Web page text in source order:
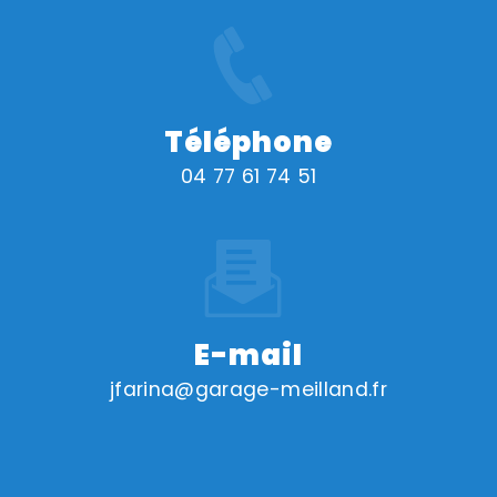
Téléphone
04 77 61 74 51
E-mail
jfarina@garage-meilland.fr